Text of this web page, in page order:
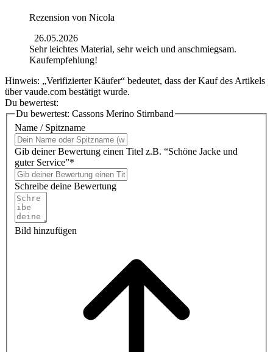
Rezension von Nicola
26.05.2026
Sehr leichtes Material, sehr weich und anschmiegsam.
Kaufempfehlung!
Hinweis: „Verifizierter Käufer“ bedeutet, dass der Kauf des Artikels
über vaude.com bestätigt wurde.
Du bewertest:
Du bewertest: Cassons Merino Stirnband
Name / Spitzname
Gib deiner Bewertung einen Titel z.B. “Schöne Jacke und
guter Service”*
Schreibe deine Bewertung
Bild hinzufügen